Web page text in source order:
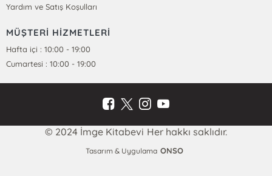
Yardım ve Satış Koşulları
MÜŞTERİ HİZMETLERİ
Hafta içi : 10:00 - 19:00
Cumartesi : 10:00 - 19:00
© 2024 İmge Kitabevi Her hakkı saklıdır.
Tasarım & Uygulama ONSO